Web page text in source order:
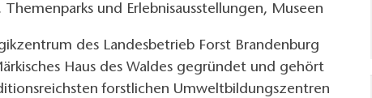
und Erlebnisausstellungen, Museen
des Landesbetrieb Forst Brandenburg
Haus des Waldes gegründet und gehört
forstlichen Umweltbildungszentren